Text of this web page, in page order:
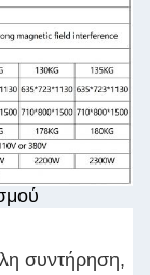
συντήρηση,